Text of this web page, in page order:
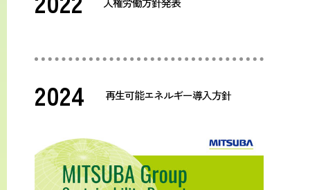
2024 再生可能エネルギー導入方針